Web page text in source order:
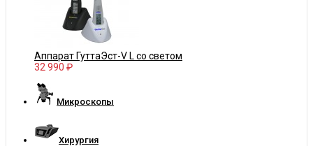
Аппарат ГуттаЭст-V L со светом
32 990 ₽
Микроскопы
Хирургия